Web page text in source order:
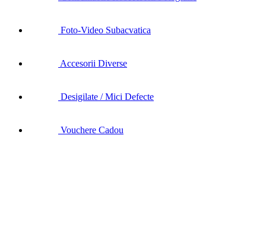
Foto-Video Subacvatica
Accesorii Diverse
Desigilate / Mici Defecte
Vouchere Cadou